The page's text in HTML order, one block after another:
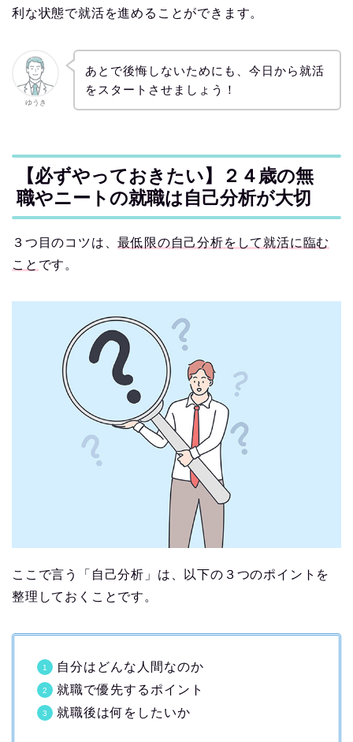
利な状態で就活を進めることができます。
ゆうき
あとで後悔しないためにも、今日から就活
をスタートさせましょう！
【必ずやっておきたい】２４歳の無
職やニートの就職は自己分析が大切
３つ目のコツは、最低限の自己分析をして就活に臨む
こと です。
ここで言う「自己分析」は、以下の３つのポイントを
整理しておくことです。
自分はどんな人間なのか
就職で優先するポイント
就職後は何をしたいか